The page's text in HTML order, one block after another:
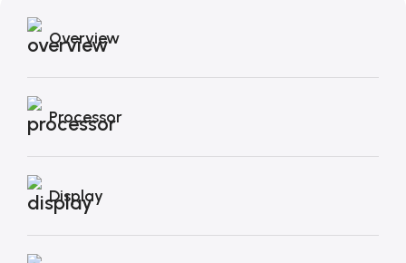
Overview
Processor
Display